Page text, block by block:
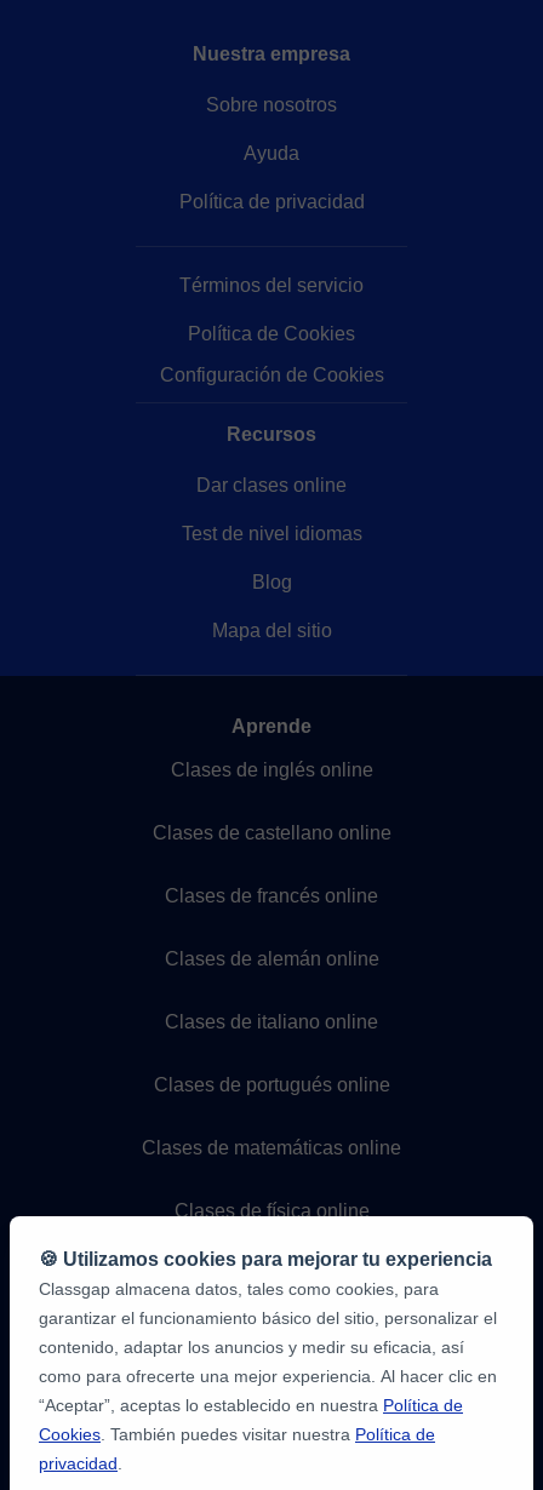
Nuestra empresa
Sobre nosotros
Ayuda
Política de privacidad
Términos del servicio
Política de Cookies
Configuración de Cookies
Recursos
Dar clases online
Test de nivel idiomas
Blog
Mapa del sitio
Aprende
Clases de inglés online
Clases de castellano online
Clases de francés online
Clases de alemán online
Clases de italiano online
Clases de portugués online
Clases de matemáticas online
Clases de física online
Clases de química online
Clases de programación online
🍪 Utilizamos cookies para mejorar tu experiencia
Classgap almacena datos, tales como cookies, para
garantizar el funcionamiento básico del sitio, personalizar el
contenido, adaptar los anuncios y medir su eficacia, así
como para ofrecerte una mejor experiencia. Al hacer clic en
“Aceptar”, aceptas lo establecido en nuestra Política de
Cookies . También puedes visitar nuestra Política de
privacidad